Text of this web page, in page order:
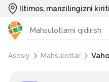
Iltimos, manzilingizni
Asosiy Mahsulotlar